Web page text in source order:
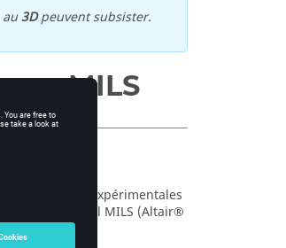
au3Dpeuvent subsister.
MILS
de mesures expérimentales
utilisant l'outil MILS (Altair®